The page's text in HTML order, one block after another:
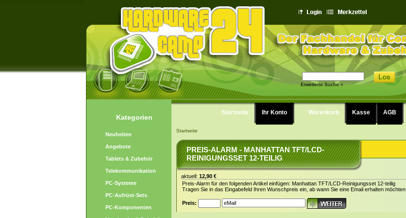
Erweiterte Suche »
Kategorien
Neuheiten
Angebote
Tablets & Zubehör
Telekommunikation
PC-Systeme
PC-Aufrüst-Sets
PC-Komponenten
Startseite Ihr Konto Warenkorb Kasse AGB
Startseite
PREIS-ALARM - MANHATTAN TFT/LCD-
REINIGUNGSSET 12-TEILIG
aktuell: 12,90 €
Preis-Alarm für den folgenden Artikel einfügen: Manhattan TFT/LCD-Reinigungsset 12-teilig
Tragen Sie in das Eingabefeld Ihren Wunschpreis ein, ab wann Sie eine Email erhalten möchten.
Preis: